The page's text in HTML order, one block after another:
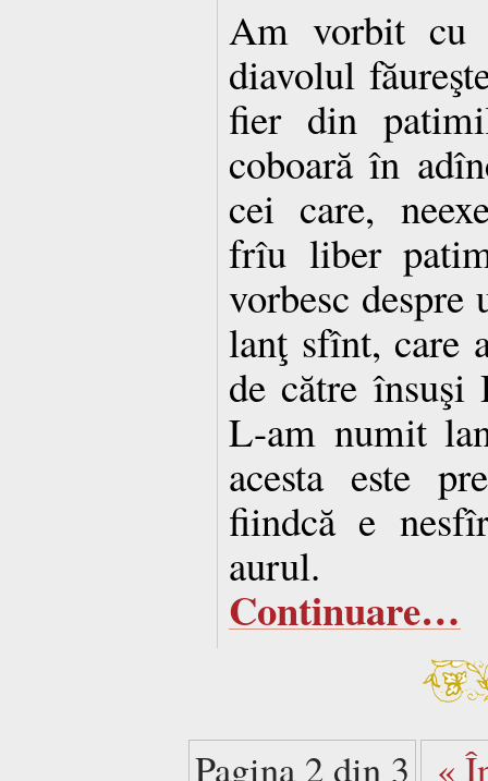
Am vorbit cu
diavolul
fier din
coboară în
cei care,
frîu liber
vorbesc
lanţ sfînt, care
de către
L-am numit
acesta este
fiindcă e
aurul.
Continuare…
Pagina 2 din 3 «